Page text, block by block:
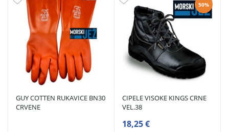
GUY COTTEN RUKAVICE BN30
CRVENE
50%
CIPELE VISOKE KINGS CRNE
VEL.38
18,25 €